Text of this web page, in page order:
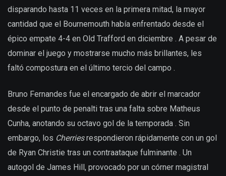
disparando hasta 11 veces en la primera mitad, la mayor
cantidad que el Bournemouth había enfrentado desde el
épico empate 4-4 en Old Trafford en diciembre . A pesar de
dominar el juego y mostrarse mucho más brillantes, les
faltó compostura en el último tercio del campo .
Bruno Fernandes fue el encargado de abrir el marcador
desde el punto de penalti tras una falta sobre Matheus
Cunha, anotando su octavo gol de la temporada . Sin
embargo, los Cherriesrespondieron rápidamente con un gol
de Ryan Christie tras un contraataque fulminante . Un
autogol de James Hill, provocado por un córner magistral